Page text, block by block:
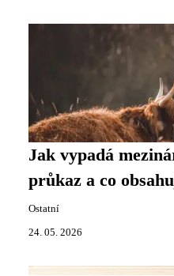
Jak vypadá
průkaz a co
Ostatní
24. 05. 2026